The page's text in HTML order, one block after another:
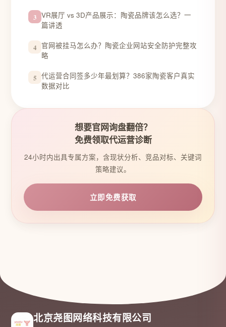
3 VR展厅 vs 3D产品展示：陶瓷品牌该怎么选？一
篇讲透
4 官网被挂马怎么办？陶瓷企业网站安全防护完整攻
略
5 代运营合同签多少年最划算？386家陶瓷客户真实
数据对比
想要官网询盘翻倍？
免费领取代运营诊断
24小时内出具专属方案，含现状分析、竞品对标、关键词
策略建议。
立即免费获取
北京尧图网络科技有限公司